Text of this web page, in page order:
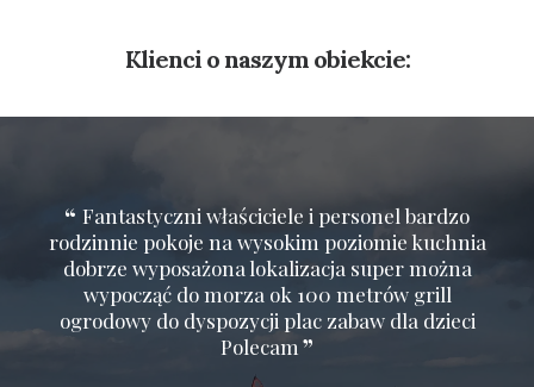
Klienci o naszym obiekcie:
Fantastyczni właściciele i personel bardzo
rodzinnie pokoje na wysokim poziomie kuchnia
dobrze wyposażona lokalizacja super można
wypocząć do morza ok 100 metrów grill
ogrodowy do dyspozycji plac zabaw dla dzieci
Polecam
Mili właściciele, czyste pokoje i super
lokalizacja - 150m od morza i niedaleko Gdyni.
Dodatkowym plusem jest miejsce parkingowe i
przystępna cena. Zdecydowanie polecam!
Izabela - Maj 2019